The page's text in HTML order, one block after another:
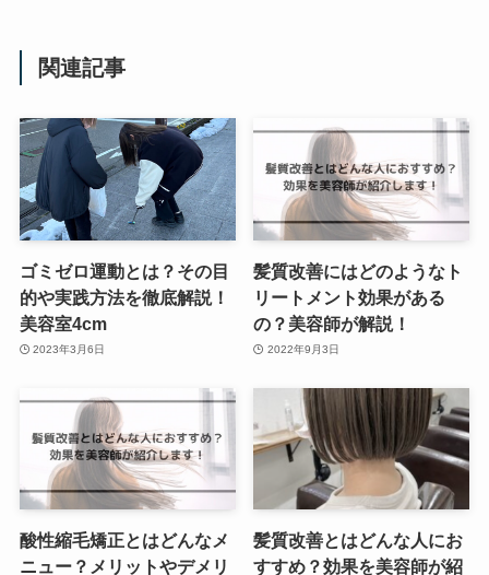
関連記事
ゴミゼロ運動とは？その目
的や実践方法を徹底解説！
美容室4cm
2023年3月6日
髪質改善にはどのようなト
リートメント効果がある
の？美容師が解説！
2022年9月3日
酸性縮毛矯正とはどんなメ
ニュー？メリットやデメリ
髪質改善とはどんな人にお
すすめ？効果を美容師が紹